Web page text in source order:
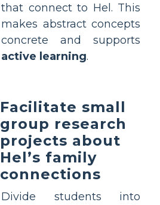
that connect to Hel. This
makes abstract concepts
concrete and supports
active learning.
Facilitate small
group research
projects about
Hel’s family
connections
Divide students into